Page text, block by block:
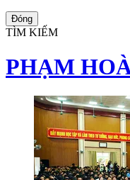
Đóng
TÌM KIẾM
PHẠM